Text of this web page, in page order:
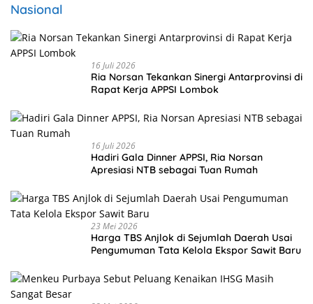
Nasional
16 Juli 2026
Ria Norsan Tekankan Sinergi Antarprovinsi di
Rapat Kerja APPSI Lombok
16 Juli 2026
Hadiri Gala Dinner APPSI, Ria Norsan
Apresiasi NTB sebagai Tuan Rumah
23 Mei 2026
Harga TBS Anjlok di Sejumlah Daerah Usai
Pengumuman Tata Kelola Ekspor Sawit Baru